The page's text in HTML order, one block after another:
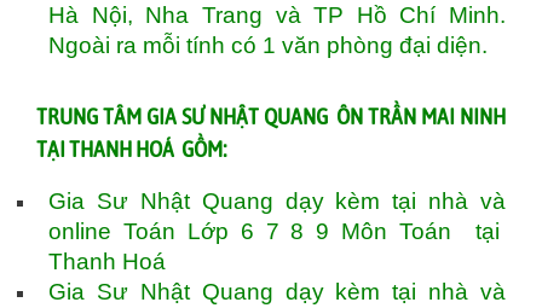
Hà Nội, Nha Trang và TP Hồ Chí Minh.
Ngoài ra mỗi tính có 1 văn phòng đại diện.
TRUNG TÂM GIA SƯ NHẬT QUANG ÔN TRẦN MAI NINH
TẠI THANH HOÁ GỒM:
Gia Sư Nhật Quang dạy kèm tại nhà và
online Toán Lớp 6 7 8 9 Môn Toán tại
Thanh Hoá
Gia Sư Nhật Quang dạy kèm tại nhà và